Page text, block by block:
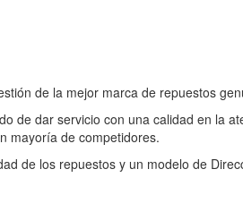
de la mejor marca de repuestos
de dar servicio con una calidad en la
mayoría de competidores.
de los repuestos y un modelo de